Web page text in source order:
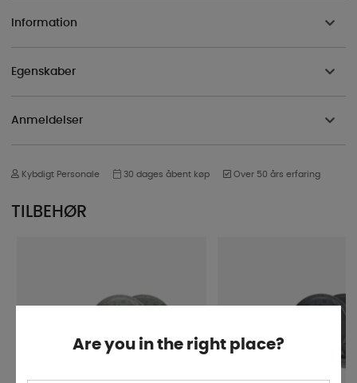
Information
Egenskaber
Anmeldelser
Kybdigt Personale 30 dages åbent køp Over 50 års erfaring
TILBEHØR
Are you in the right place?